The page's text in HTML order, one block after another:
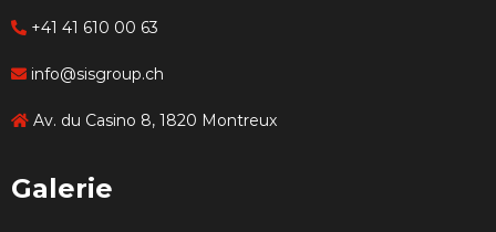
+41 41 610 00 63
info@sisgroup.ch
Av. du Casino 8, 1820 Montreux
Galerie